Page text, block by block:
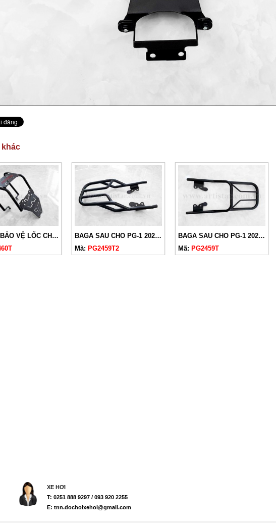
khác
ỐP GẦM BẢO VỆ LỐC CHO PG-1 2024 SƠN ĐEN
BAGA SAU CHO PG-1 2024 SƠN ĐEN M2
Mã: PG2459T2
BAGA SAU CHO PG-1 2024 SƠN ĐEN
Mã: PG2459T
XE HƠI
T: 0251 888 9297 / 093 920 2255
E: tnn.dochoixehoi@gmail.com